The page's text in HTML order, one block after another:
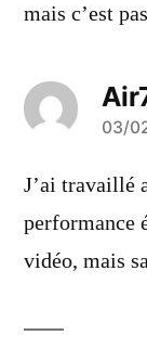
mais c’est
a
dit :
03/
J’ai travaillé
performance
vidéo, mais